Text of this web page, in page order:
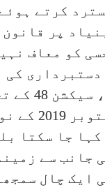
کرتے
پر قانون
کو معاف
دستبرداری کی
نہیں دے
صورت میں 7
جا سکتا
جانب سے
ایک چال